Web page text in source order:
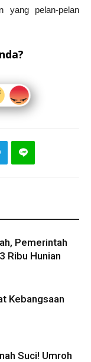
yang pelan-pelan
Pemerintah
Ribu Hunian
Kebangsaan
Suci! Umroh